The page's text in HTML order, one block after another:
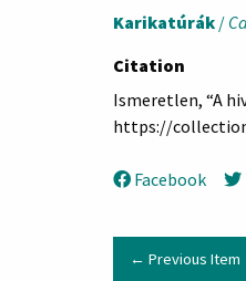
Karikatúrák /
Citation
Ismeretlen, “A
https://
Facebook
← Previous Item